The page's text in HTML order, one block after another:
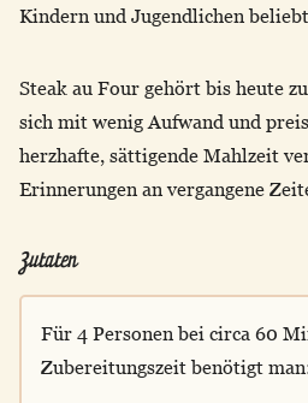
Kindern und Jugendlichen
Steak au Four gehört bis heute
sich mit wenig Aufwand und
herzhafte, sättigende Mahlzeit
Erinnerungen an vergangene
Zutaten
Für 4 Personen bei circa 60
Zubereitungszeit benötigt